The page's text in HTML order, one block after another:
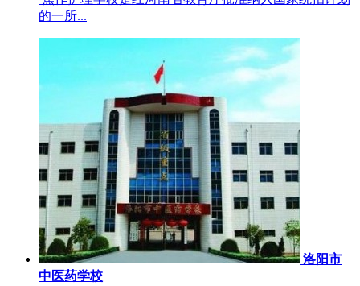
的一所...
洛阳市
中医药学校